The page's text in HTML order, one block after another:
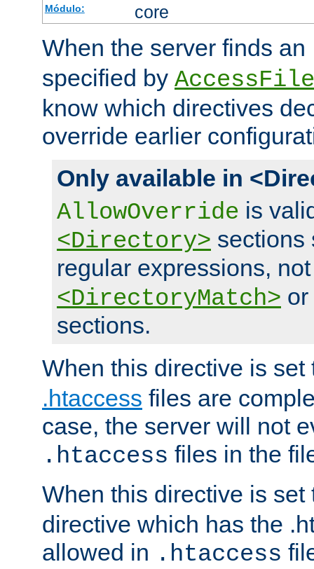
Módulo: core
When the server finds an
specified by
know which directives
override earlier
Only available in
AllowOverride is
<Directory> sections
regular expressions,
<DirectoryMatch> or
sections.
When this directive is
.htaccess files are
case, the server will not
.htaccess files in the
When this directive is
directive which has the
allowed in .htaccess